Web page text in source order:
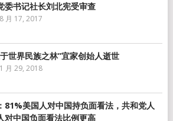
委书记社长刘北宪受审查
8 月 17, 2017
世界民族之林”宜家创始人逝世
1 月 29, 2018
81%美国人对中国持负面看法，共和党人
对中国负面看法比例更高